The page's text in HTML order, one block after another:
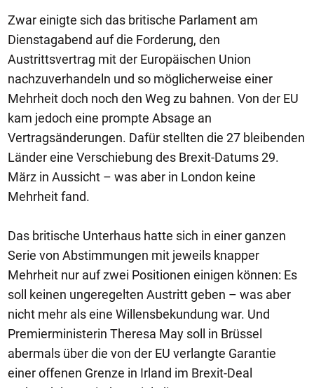
Zwar einigte sich das britische Parlament am
Dienstagabend auf die Forderung, den
Austrittsvertrag mit der Europäischen Union
nachzuverhandeln und so möglicherweise einer
Mehrheit doch noch den Weg zu bahnen. Von der EU
kam jedoch eine prompte Absage an
Vertragsänderungen. Dafür stellten die 27 bleibenden
Länder eine Verschiebung des Brexit-Datums 29.
März in Aussicht – was aber in London keine
Mehrheit fand.
Das britische Unterhaus hatte sich in einer ganzen
Serie von Abstimmungen mit jeweils knapper
Mehrheit nur auf zwei Positionen einigen können: Es
soll keinen ungeregelten Austritt geben – was aber
nicht mehr als eine Willensbekundung war. Und
Premierministerin Theresa May soll in Brüssel
abermals über die von der EU verlangte Garantie
einer offenen Grenze in Irland im Brexit-Deal